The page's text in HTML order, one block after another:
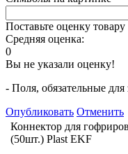
Поставьте оценку товару
Средняя оценка:
0
Вы не указали оценку!
- Поля, обязательные для
Опубликовать Отменить
Коннектор для
(50шт.) Plast EKF